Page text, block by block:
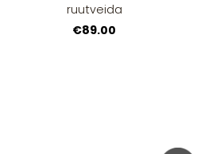
ruutveida
€89.00